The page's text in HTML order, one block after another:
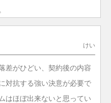
けい
差がひどい、契約後の内容
対抗する強い決意が必要で
はほぼ出来ないと思ってい